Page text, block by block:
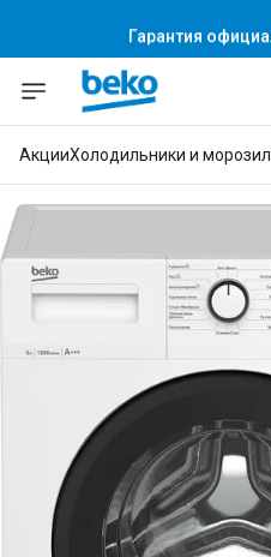
Гарантия
АкцииХолодильники и